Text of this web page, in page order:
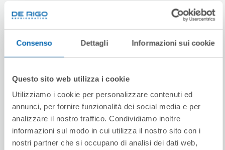
Utilizziamo i cookie per personalizzare contenuti ed
annunci, per fornire funzionalità dei social media e per
analizzare il nostro traffico. Condividiamo inoltre
informazioni sul modo in cui utilizza il nostro sito con i
nostri partner che si occupano di analisi dei dati web,
pubblicità e social media, i quali potrebbero combinarle
perfekt zum Ausstellen und zum Verkauf von Fleisch
(Klasse 3M1); Wurstwaren, Käse, Milchprodukten und
Feinkost (Klasse 3M2) geeignet. Das Modell Milos
zeichnet sich durch gerade kolbenbetätigte Frontfenster
und eine obere Glasablage aus. Die Ecken sind mit
Magnetverschluss ausgestattet. Milos zeichnet sich
durch einen essentiellen Stil, hervorragende
Sichtbarkeit der ausgestellten Produkte und ein
attraktives Preis-Leistungs-Verhältnis aus, ohne dabei
auf funktionale Leistung zu verzichten.